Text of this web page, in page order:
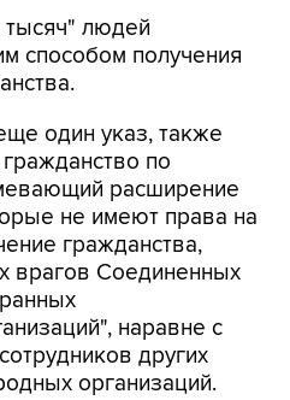
тысяч" людей
способом получения
один указ, также
по
расширение
не имеют права на
гражданства,
врагов Соединенных
наравне с
других
организаций.